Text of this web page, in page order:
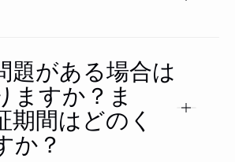
題がある場合は
ますか？ま
期間はどのく
か？